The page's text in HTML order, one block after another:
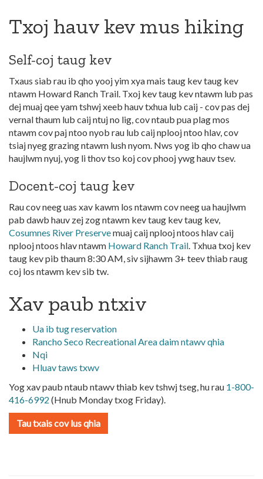
Txoj hauv kev mus hiking
Self-coj taug kev
Txaus siab rau ib qho yooj yim xya mais taug kev taug kev
ntawm Howard Ranch Trail. Txoj kev taug kev ntawm lub pas
dej muaj qee yam tshwj xeeb hauv txhua lub caij - cov pas dej
vernal thaum lub caij ntuj no lig, cov ntaub pua plag mos
ntawm cov paj ntoo nyob rau lub caij nplooj ntoo hlav, cov
tsiaj nyeg grazing ntawm lush nyom. Nws yog ib qho chaw ua
haujlwm nyuj, yog li thov tso koj cov phooj ywg hauv tsev.
Docent-coj taug kev
Rau cov neeg uas xav kawm los ntawm cov neeg ua haujlwm
pab dawb hauv zej zog ntawm kev taug kev taug kev,
Cosumnes River Preservemuaj caij nplooj ntoos hlav caij
nplooj ntoos hlav ntawm Howard Ranch Trail. Txhua txoj kev
taug kev pib thaum 8:30 AM, siv sijhawm 3+ teev thiab raug
coj los ntawm kev sib tw.
Xav paub ntxiv
Ua ib tug reservation
Rancho Seco Recreational Area daim ntawv qhia
Nqi
Hluav taws txwv
Yog xav paub ntaub ntawv thiab kev tshwj tseg, hu rau 1-800-
416-6992 (Hnub Monday txog Friday).
Tau txais cov lus qhia